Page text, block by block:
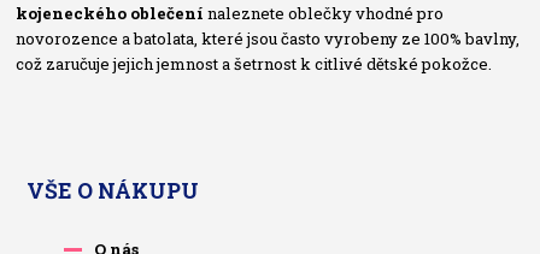
kojeneckého oblečení naleznete oblečky vhodné pro
novorozence a batolata, které jsou často vyrobeny ze 100% bavlny,
což zaručuje jejich jemnost a šetrnost k citlivé dětské pokožce.
VŠE O NÁKUPU
O nás